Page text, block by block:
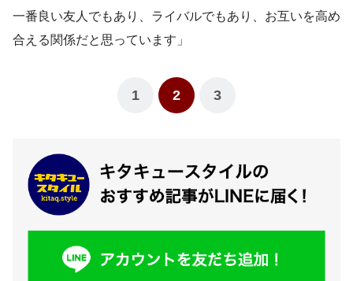
一番良い友人でもあり、ライバルでもあり、お互いを高め
合える関係だと思っています」
1 2 3